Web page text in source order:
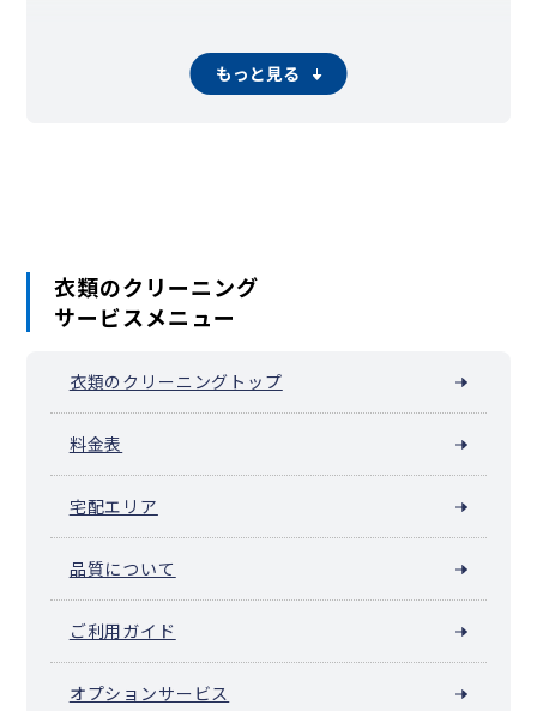
もっと見る
衣類のクリーニング
サービスメニュー
衣類のクリーニングトップ
料金表
宅配エリア
品質について
ご利用ガイド
オプションサービス